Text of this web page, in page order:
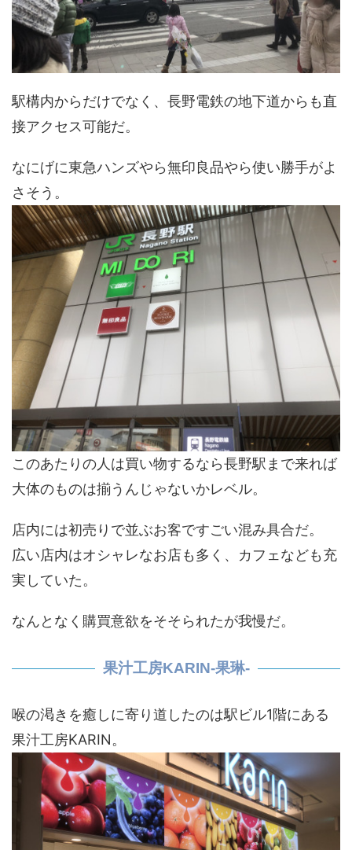
駅構内からだけでなく、長野電鉄の地下道からも直
接アクセス可能だ。
なにげに東急ハンズやら無印良品やら使い勝手がよ
さそう。
このあたりの人は買い物するなら長野駅まで来れば
大体のものは揃うんじゃないかレベル。
店内には初売りで並ぶお客ですごい混み具合だ。
広い店内はオシャレなお店も多く、カフェなども充
実していた。
なんとなく購買意欲をそそられたが我慢だ。
果汁工房KARIN-果琳-
喉の渇きを癒しに寄り道したのは駅ビル1階にある
果汁工房KARIN。